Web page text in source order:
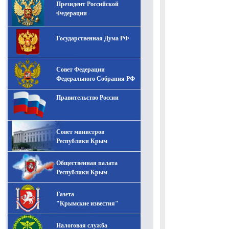
-- Лучшее, что можно сделать с хорошим советом, это
пропустить его мимо ушей. Он никогда не бывает
полезен никому, кроме того, кто его дал.
-- Люблю давать советы и очень не люблю, когда их
дают мне.
Президент Российской
Федерации
Государственная Дума РФ
Совет Федерации
Федерального Собрания РФ
Правительство России
Совет министров
Республики Крым
Общественная палата
Республики Крым
Газета
"Крымские известия"
Налоговая служба